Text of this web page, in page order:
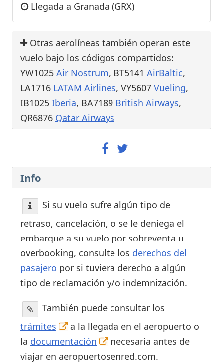
Llegada a Granada (GRX)
Otras aerolíneas también operan este
vuelo bajo los códigos compartidos:
YW1025 Air Nostrum, BT5141 AirBaltic,
LA1716 LATAM Airlines, VY5607 Vueling,
IB1025 Iberia, BA7189 British Airways,
QR6876 Qatar Airways
Info
Si su vuelo sufre algún tipo de
retraso, cancelación, o se le deniega el
embarque a su vuelo por sobreventa u
overbooking, consulte los derechos del
pasajero por si tuviera derecho a algún
tipo de reclamación y/o indemnización.
También puede consultar los
trámites
a la llegada en el aeropuerto o
la documentación
necesaria antes de
viajar en aeropuertosenred.com.